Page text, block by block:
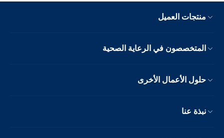
منتجات العميل
المتخصصون في الرعاية الصحية
حلول الأعمال الأخرى
نبذة عنا